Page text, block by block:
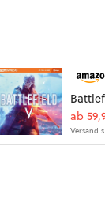
ab
Versand